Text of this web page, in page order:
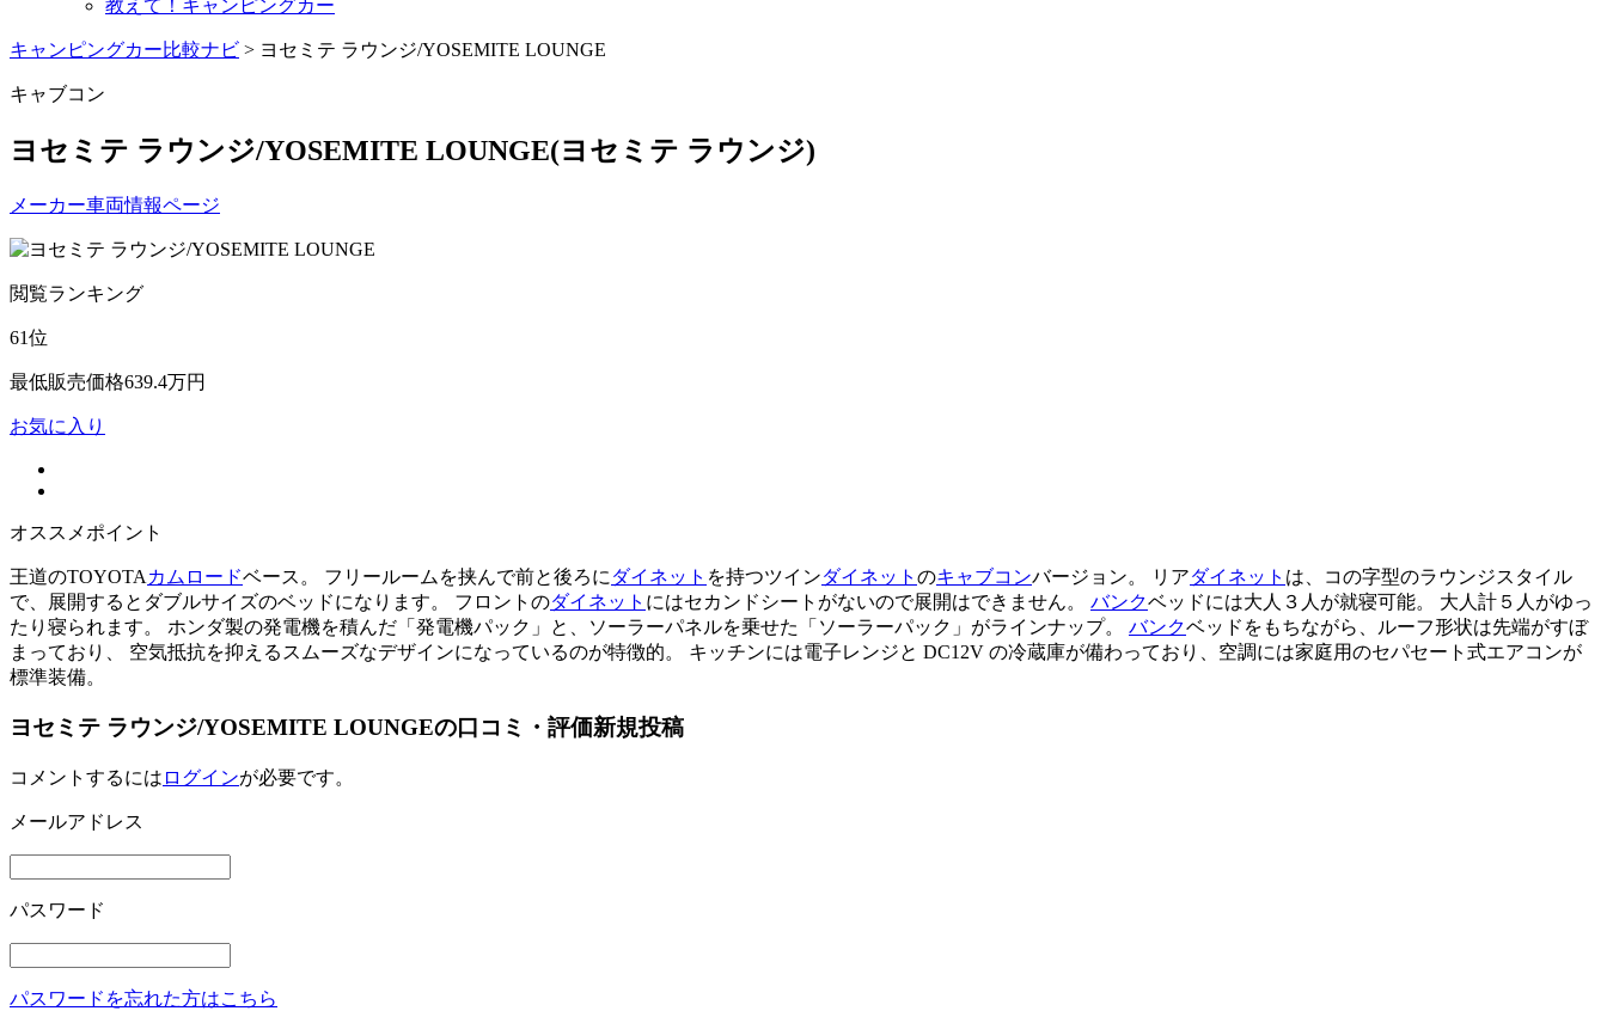
教えて！キャンピングカー
キャンピングカー比較ナビ > ヨセミテ ラウンジ/YOSEMITE LOUNGE
キャブコン
ヨセミテ ラウンジ/YOSEMITE LOUNGE(ヨセミテ ラウンジ)
メーカー車両情報ページ
閲覧ランキング
61位
最低販売価格639.4万円
お気に入り
オススメポイント
王道のTOYOTA カムロードベース。 フリールームを挟んで前と後ろに ダイネット を持つツインダイネット のキャブコンバージョン。 リアダイネット は、コの字型のラウンジスタイル
で、展開するとダブルサイズのベッドになります。 フロントのダイネット にはセカンドシートがないので展開はできません。 バンクベッドには大人３人が就寝可能。 大人計５人がゆっ
たり寝られます。 ホンダ製の発電機を積んだ「発電機パック」と、ソーラーパネルを乗せた「ソーラーパック」がラインナップ。 バンクベッドをもちながら、ルーフ形状は先端がすぼ
まっており、 空気抵抗を抑えるスムーズなデザインになっているのが特徴的。 キッチンには電子レンジと DC12V の冷蔵庫が備わっており、空調には家庭用のセパセート式エアコンが
標準装備。
ヨセミテ ラウンジ/YOSEMITE LOUNGEの口コミ・評価新規投稿
コメントするには ログインが必要です。
メールアドレス
パスワード
パスワードを忘れた方はこちら